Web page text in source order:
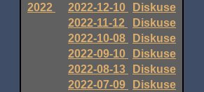
2022
2022-12-10
Diskuse
2022-11-12
Diskuse
2022-10-08
Diskuse
2022-09-10
Diskuse
2022-08-13
Diskuse
2022-07-09
Diskuse